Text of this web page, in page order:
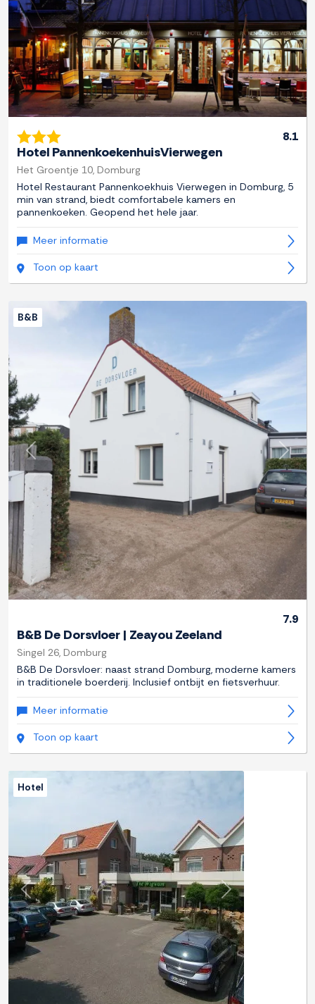
8.1
Hotel PannenkoekenhuisVierwegen
Het Groentje 10, Domburg
Hotel Restaurant Pannenkoekhuis Vierwegen in Domburg, 5
min van strand, biedt comfortabele kamers en
pannenkoeken. Geopend het hele jaar.
Meer informatie
Toon op kaart
Previous Next
B&B
7.9
B&B De Dorsvloer | Zeayou Zeeland
Singel 26, Domburg
B&B De Dorsvloer: naast strand Domburg, moderne kamers
in traditionele boerderij. Inclusief ontbijt en fietsverhuur.
Meer informatie
Toon op kaart
Previous Next
Hotel